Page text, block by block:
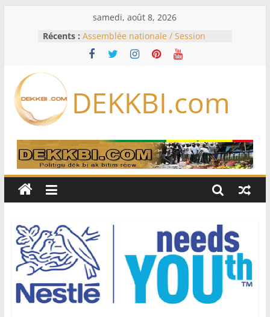
samedi, août 8, 2026
Récents : Assemblée nationale / Session
extraordinaire: Six commissions
d’enquête à l’ordre du jour ce lundi
Bénin: Patrice Talon élu président
du Sénat, moins de trois mois
Pakistan et la Turquie signent un
accord de défense
RD Congo: Kinshasa interdit les
exportations de cuivre et de cobalt
production
DEKKBI.com